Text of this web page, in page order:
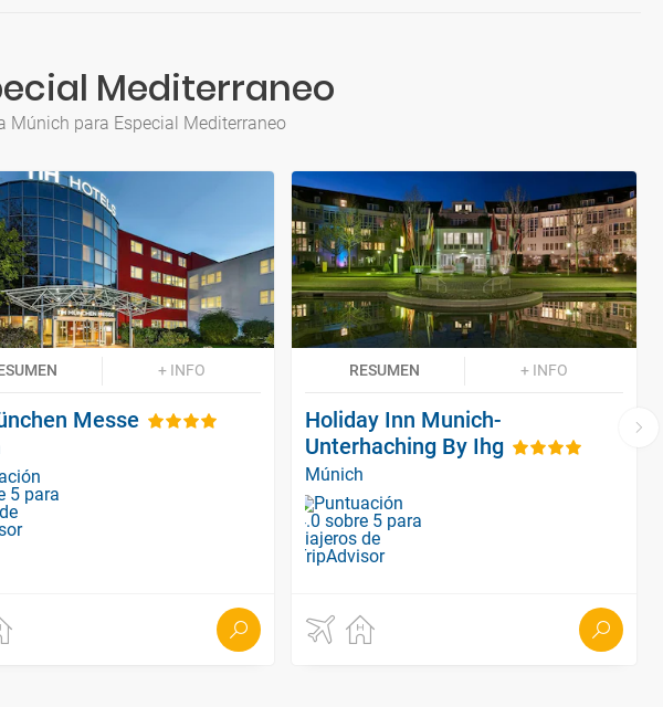
Mediterraneo
Múnich para Especial Mediterraneo
+ INFO
Messe
RESUMEN + INFO
Holiday Inn Munich-
Unterhaching By Ihg
Múnich